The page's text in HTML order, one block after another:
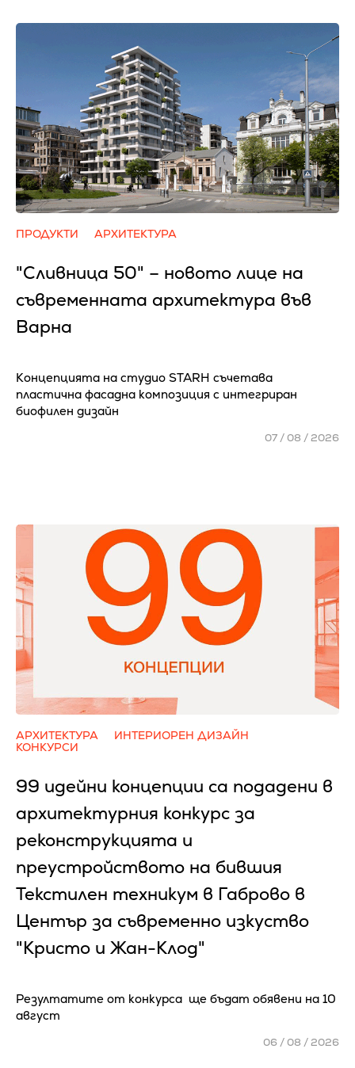
ПРОДУКТИ АРХИТЕКТУРА
"Сливница 50" – новото лице на
съвременната архитектура във
Варна
Концепцията на студио STARH съчетава
пластична фасадна композиция с интегриран
биофилен дизайн
07 / 08 / 2026
АРХИТЕКТУРА
ИНТЕРИОРЕН ДИЗАЙН
КОНКУРСИ
99 идейни концепции са подадени в
архитектурния конкурс за
реконструкцията и
преустройството на бившия
Текстилен техникум в Габрово в
Център за съвременно изкуство
"Кристо и Жан-Клод"
Резултатите от конкурса ще бъдат обявени на 10
август
06 / 08 / 2026